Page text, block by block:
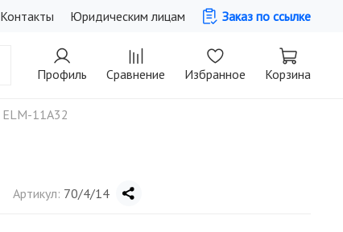
Контакты Юридическим лицам Заказ по ссылке
Профиль Сравнение Избранное Корзина
ELM-11А32
Артикул: 70/4/14